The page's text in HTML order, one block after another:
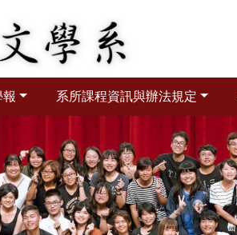
系所課程資訊與辦法規定